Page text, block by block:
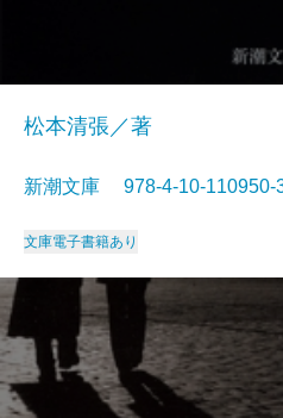
松本清張／著
新潮文庫 978-4-10-
文庫電子書籍あり